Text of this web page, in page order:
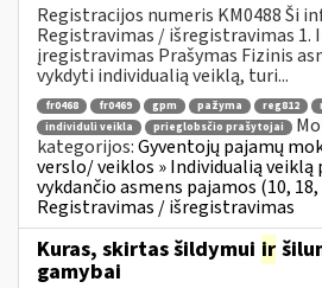
Registracijos numeris KM0488 Ši
Registravimas / išregistravimas 1.
įregistravimas Prašymas Fizinis
vykdyti individualią veiklą, turi...
fr0468 fr0469 gpm pažyma reg812
individuli veikla
prieglobsčio prašytojai
kategorijos:Gyventojų pajamų
verslo/ veiklos » Individualią veiklą
vykdančio asmens pajamos (10, 18,
Registravimas / išregistravimas
Kuras, skirtas šildymui ir
gamybai